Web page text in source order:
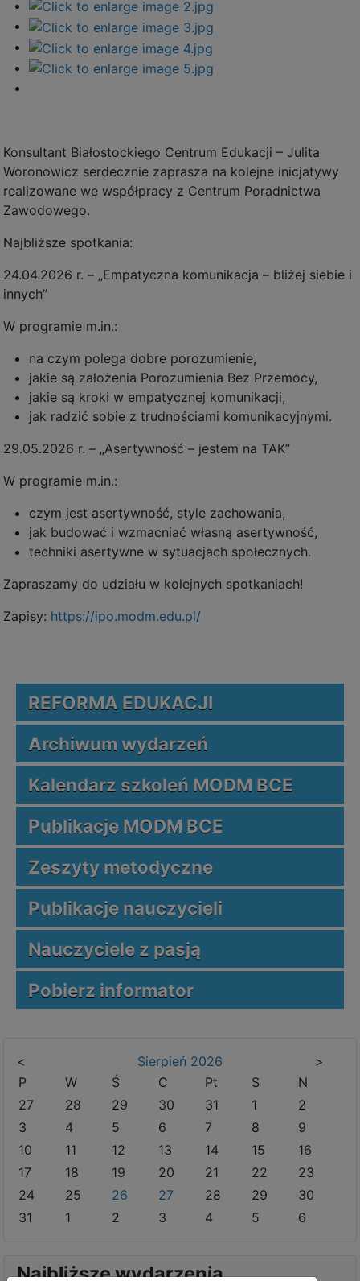
Konsultant Białostockiego Centrum Edukacji – Julita
Woronowicz serdecznie zaprasza na kolejne inicjatywy
realizowane we współpracy z Centrum Poradnictwa
Zawodowego.
Najbliższe spotkania:
24.04.2026 r. – „Empatyczna komunikacja – bliżej siebie i
innych”
W programie m.in.:
na czym polega dobre porozumienie,
jakie są założenia Porozumienia Bez Przemocy,
jakie są kroki w empatycznej komunikacji,
jak radzić sobie z trudnościami komunikacyjnymi.
29.05.2026 r. – „Asertywność – jestem na TAK”
W programie m.in.:
czym jest asertywność, style zachowania,
jak budować i wzmacniać własną asertywność,
techniki asertywne w sytuacjach społecznych.
Zapraszamy do udziału w kolejnych spotkaniach!
Zapisy: https://ipo.modm.edu.pl/
REFORMA EDUKACJI
Archiwum wydarzeń
Kalendarz szkoleń MODM BCE
Publikacje MODM BCE
Zeszyty metodyczne
Publikacje nauczycieli
Nauczyciele z pasją
Pobierz informator
< Sierpień 2026
>
P
W Ś C Pt S
N
27
28 29 30 31 1
2
3
4 5 6 7 8
9
10
11 12 13 14 15
16
17
18 19 20 21 22
23
24
25 26 27 28 29
30
31
1 2 3 4 5 6
Najbliższe wydarzenia